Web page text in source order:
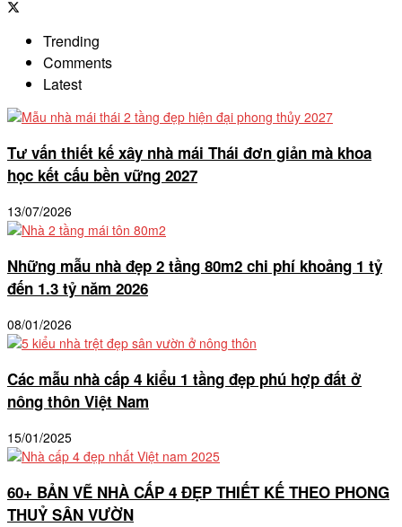
Trending
Comments
Latest
Tư vấn thiết kế xây nhà mái Thái đơn giản mà khoa
học kết cấu bền vững 2027
13/07/2026
Những mẫu nhà đẹp 2 tầng 80m2 chi phí khoảng 1 tỷ
đến 1.3 tỷ năm 2026
08/01/2026
Các mẫu nhà cấp 4 kiểu 1 tầng đẹp phú hợp đất ở
nông thôn Việt Nam
15/01/2025
60+ BẢN VẼ NHÀ CẤP 4 ĐẸP THIẾT KẾ THEO PHONG
THUỶ SÂN VƯỜN